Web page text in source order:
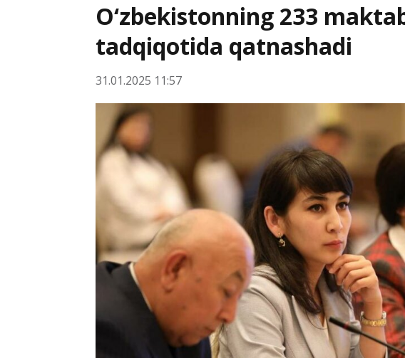
O‘zbekistonning 233
tadqiqotida qatnashadi
31.01.2025 11:57